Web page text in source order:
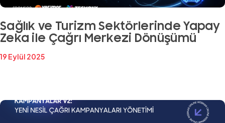
Sağlık ve Turizm Sektörlerinde Yapay
Zeka ile Çağrı Merkezi Dönüşümü
19 Eylül 2025